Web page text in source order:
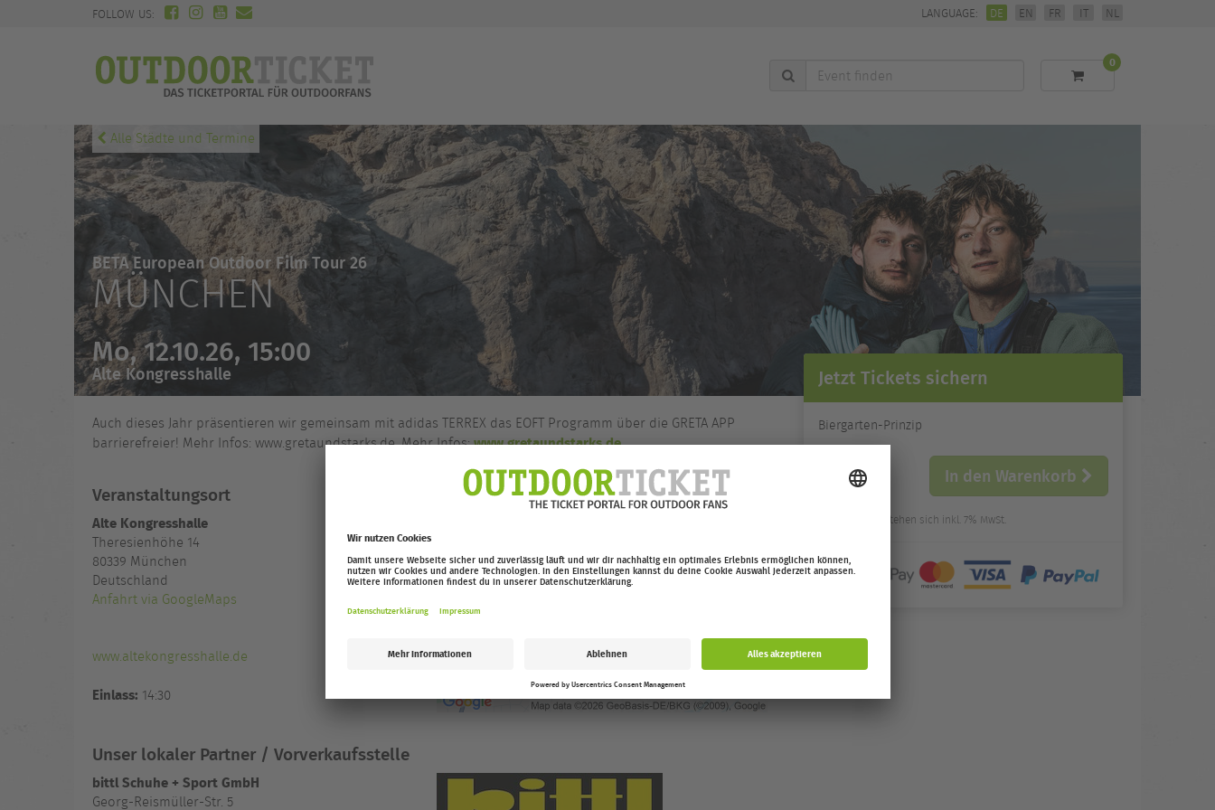
FOLLOW US: LANGUAGE: DE EN FR IT NL
Event
finden
0
Alle Städte und Termine
BETA European Outdoor Film Tour 26
MÜNCHEN
Mo, 12.10.26, 15:00
Alte Kongresshalle Jetzt Tickets sichern
Biergarten-Prinzip
und Preis
Anzahl
In den Warenkorb
Alle Preise verstehen sich inkl. 7% MwSt.
Auch dieses Jahr präsentieren wir gemeinsam mit adidas TERREX das EOFT Programm über die GRETA APP
barrierefreier! Mehr Infos: www.gretaundstarks.de. Mehr Infos:www.gretaundstarks.de
Veranstaltungsort
Alte Kongresshalle
Theresienhöhe 14
80339 München
Deutschland
Anfahrt via GoogleMaps
www.altekongresshalle.de
Einlass: 14:30
Unser lokaler Partner / Vorverkaufsstelle
bittl Schuhe + Sport GmbH
Georg-Reismüller-Str. 5